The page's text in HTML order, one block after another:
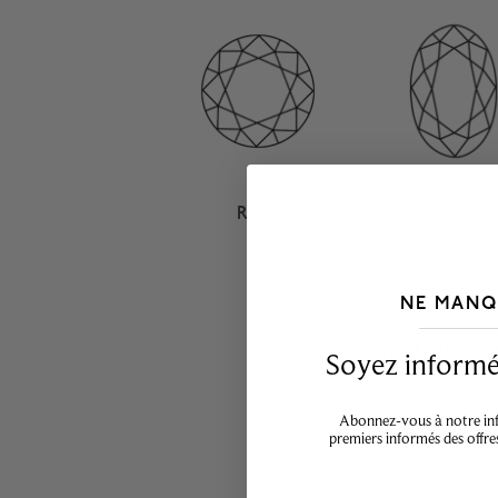
Rond
CHOISIR
La forme d’un
l’élégance
distinctif de la
NE
Soyez
Abonnez-vous à notre
premiers informés des